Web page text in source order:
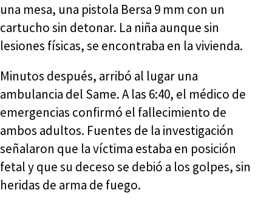
una mesa, una pistola Bersa 9 mm con un
cartucho sin detonar. La niña aunque sin
lesiones físicas, se encontraba en la vivienda.
Minutos después, arribó al lugar una
ambulancia del Same. A las 6:40, el médico de
emergencias confirmó el fallecimiento de
ambos adultos. Fuentes de la investigación
señalaron que la víctima estaba en posición
fetal y que su deceso se debió a los golpes, sin
heridas de arma de fuego.